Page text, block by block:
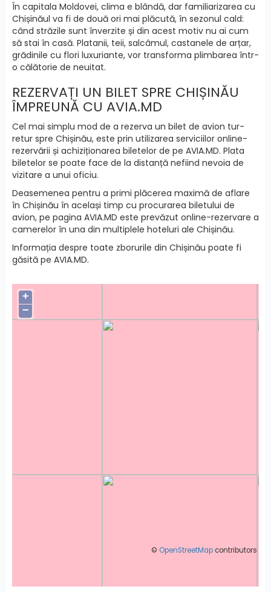
În capitala Moldovei, clima e blândă, dar familiarizarea cu
Chișinăul va fi de două ori mai plăcută, în sezonul cald:
când străzile sunt înverzite și din acest motiv nu ai cum
să stai în casă. Platanii, teii, salcâmul, castanele de arțar,
grădinile cu flori luxuriante, vor transforma plimbarea într-
o călătorie de neuitat.
REZERVAȚI UN BILET SPRE CHIȘINĂU
ÎMPREUNĂ CU AVIA.MD
Cel mai simplu mod de a rezerva un bilet de avion tur-
retur spre Chișinău, este prin utilizarea serviciilor online-
rezervării și achiziționarea biletelor de pe AVIA.MD. Plata
biletelor se poate face de la distanță nefiind nevoia de
vizitare a unui oficiu.
Deasemenea pentru a primi plăcerea maximă de aflare
în Chișinău în același timp cu procurarea biletului de
avion, pe pagina AVIA.MD este prevăzut online-rezervare a
camerelor în una din multiplele hoteluri ale Chișinău.
Informația despre toate zborurile din Chișinău poate fi
găsită pe AVIA.MD.
+
−
© OpenStreetMap contributors